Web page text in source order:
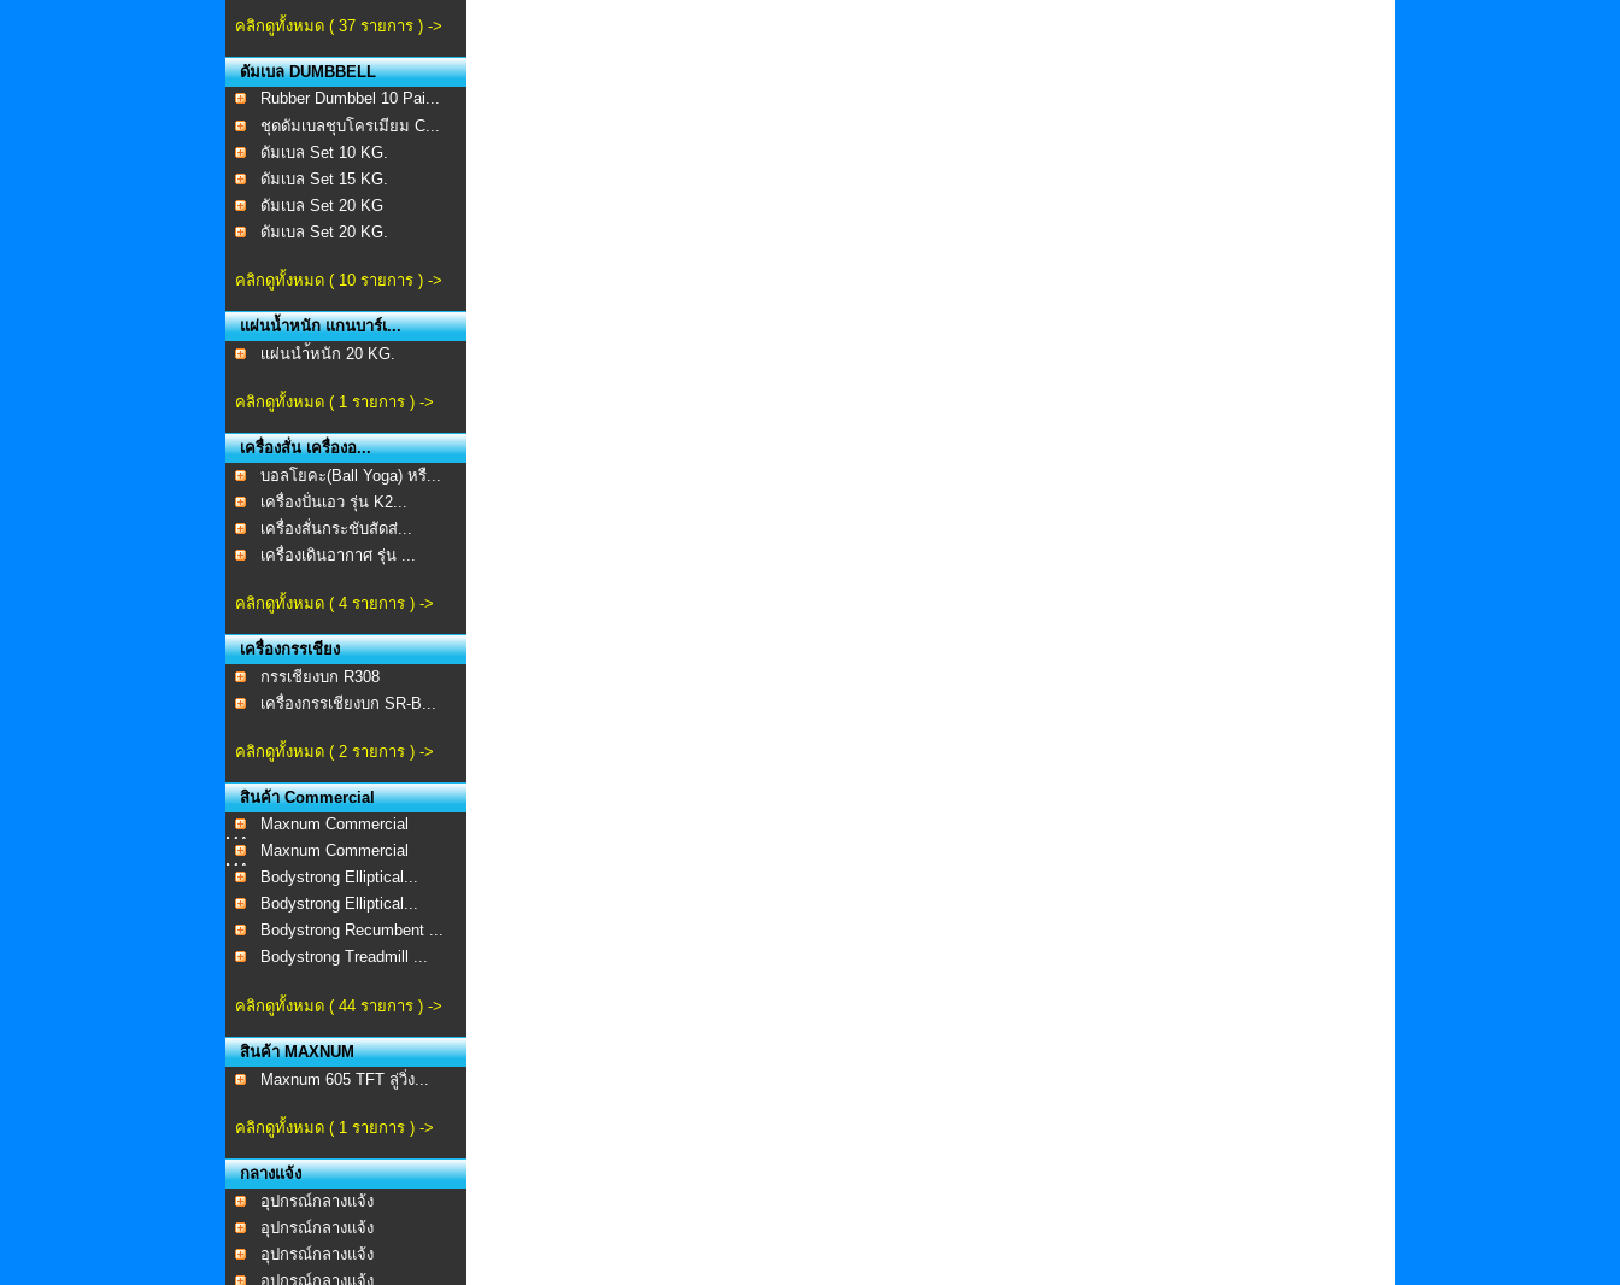
คลิกดูทั้งหมด ( 37 รายการ ) ->
ดัมเบล DUMBBELL
Rubber Dumbbel 10 Pai...
ชุดดัมเบลชุบโครเมียม C...
ดัมเบล Set 10 KG.
ดัมเบล Set 15 KG.
ดัมเบล Set 20 KG
ดัมเบล Set 20 KG.
คลิกดูทั้งหมด ( 10 รายการ ) ->
แผ่นน้ำหนัก แกนบาร์เ...
เเผ่นนำ้หนัก 20 KG.
คลิกดูทั้งหมด ( 1 รายการ ) ->
เครื่องสั่น เครื่องอ...
บอลโยคะ(Ball Yoga) หรื...
เครื่องปั่นเอว รุ่น K2...
เครื่องสั่นกระชับสัดส่...
เครื่องเดินอากาศ รุ่น ...
คลิกดูทั้งหมด ( 4 รายการ ) ->
เครื่องกรรเชียง
กรรเชียงบก R308
เครื่องกรรเชียงบก SR-B...
คลิกดูทั้งหมด ( 2 รายการ ) ->
สินค้า Commercial
Maxnum Commercial
MA-...Maxnum Commercial
MA-...Bodystrong Elliptical...
Bodystrong Elliptical...
Bodystrong Recumbent ...
Bodystrong Treadmill ...
คลิกดูทั้งหมด ( 44 รายการ ) ->
สินค้า MAXNUM
Maxnum 605 TFT ลู่วิ่ง...
คลิกดูทั้งหมด ( 1 รายการ ) ->
กลางแจ้ง
อุปกรณ์กลางแจ้ง
อุปกรณ์กลางแจ้ง
อุปกรณ์กลางแจ้ง
อุปกรณ์กลางแจ้ง